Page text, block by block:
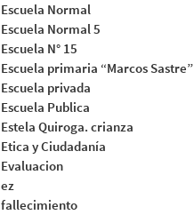
Escuela Normal
Escuela Normal 5
Escuela N° 15
Escuela primaria “Marcos Sastre”
Escuela privada
Escuela Publica
Estela Quiroga. crianza
Etica y Ciudadanía
Evaluacion
ez
fallecimiento